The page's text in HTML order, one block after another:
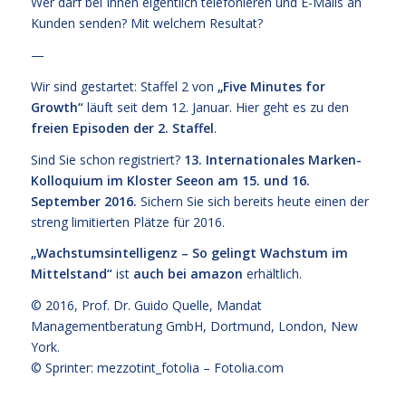
Kunden senden? Mit welchem Resultat?
—
Wir sind gestartet: Staffel 2 von „Five Minutes for
Growth“ läuft seit dem 12. Januar. Hier geht es zu den
freien Episoden der 2. Staffel.
Sind Sie schon registriert? 13. Internationales Marken-
Kolloquium im Kloster Seeon am 15. und 16.
September 2016. Sichern Sie sich bereits heute einen der
streng limitierten Plätze für 2016.
„Wachstumsintelligenz – So gelingt Wachstum im
Mittelstand“ist auch bei amazon erhältlich.
© 2016, Prof. Dr. Guido Quelle, Mandat
Managementberatung GmbH, Dortmund, London, New
York.
© Sprinter: mezzotint_fotolia – Fotolia.com